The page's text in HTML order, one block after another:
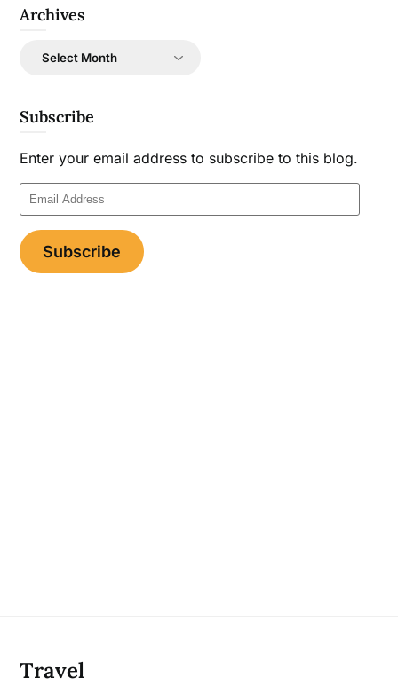
Archives
Archives
Subscribe
Enter your email address to subscribe to this blog.
Email
Address
Subscribe
Travel